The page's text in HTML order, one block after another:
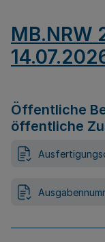
MB.NRW
Öffentliche
öffentliche